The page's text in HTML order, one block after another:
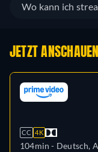
Wo kann ich
JETZT ANSCHAUEN
CC 4K
104min - Deutsch,